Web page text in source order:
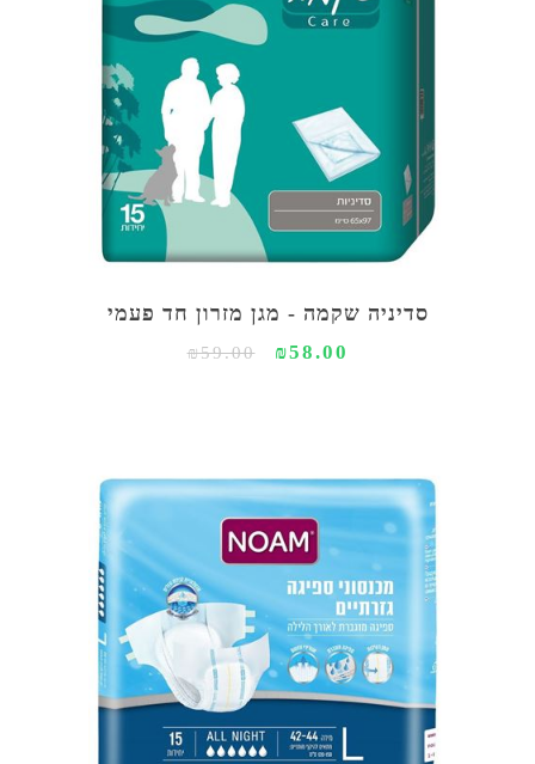
סדיניה שקמה - מגן מזרון חד פעמי
₪58.00
₪59.00